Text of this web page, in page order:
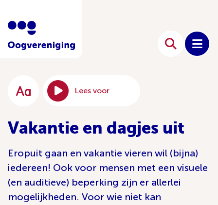
Lees voor
Vakantie en dagjes uit
Eropuit gaan en vakantie vieren wil (bijna)
iedereen! Ook voor mensen met een visuele
(en auditieve) beperking zijn er allerlei
mogelijkheden. Voor wie niet kan